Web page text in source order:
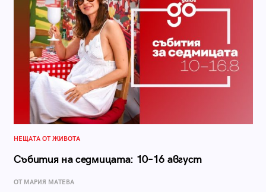
НЕЩАТА ОТ ЖИВОТА
Събития на седмицата: 10–16 август
ОТ МАРИЯ МАТЕВА